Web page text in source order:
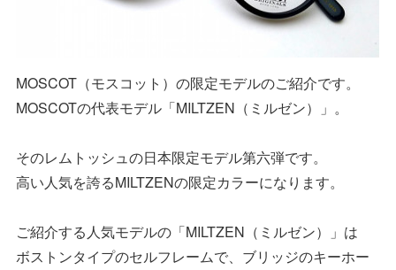
MOSCOT（モスコット）の限定モデルのご紹介です。
MOSCOTの代表モデル「MILTZEN（ミルゼン）」。
そのレムトッシュの日本限定モデル第六弾です。
高い人気を誇るMILTZENの限定カラーになります。
ご紹介する人気モデルの「MILTZEN（ミルゼン）」は
ボストンタイプのセルフレームで、ブリッジのキーホー